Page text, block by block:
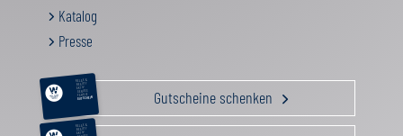
Katalog
Presse
RELAX &
BEAUTY
AKTIV
GENUSS
FAMILIE
GUTSCHEIN Gutscheine schenken
RELAX &
BEAUTY
AKTIV